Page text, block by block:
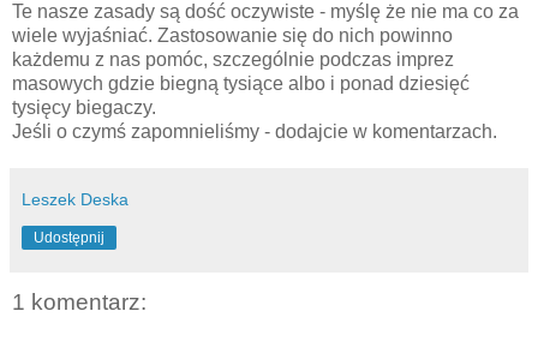
Te nasze zasady są dość oczywiste - myślę że nie ma co za
wiele wyjaśniać. Zastosowanie się do nich powinno
każdemu z nas pomóc, szczególnie podczas imprez
masowych gdzie biegną tysiące albo i ponad dziesięć
tysięcy biegaczy.
Jeśli o czymś zapomnieliśmy - dodajcie w komentarzach.
Leszek Deska
Udostępnij
1 komentarz: